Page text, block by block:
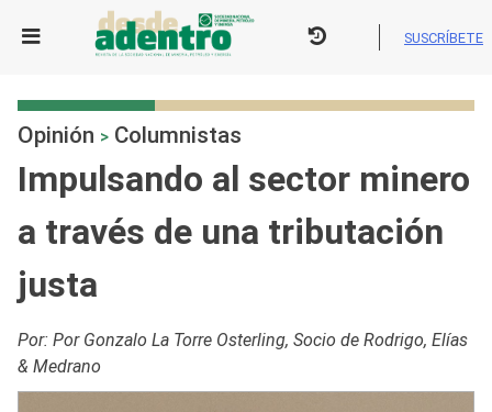
SUSCRÍBETE
Opinión > Columnistas
Impulsando al sector minero
a través de una tributación
justa
Por: Por Gonzalo La Torre Osterling, Socio de Rodrigo, Elías
& Medrano